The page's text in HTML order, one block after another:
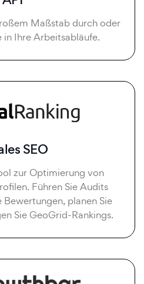
Maßstab durch oder
in Ihre Arbeitsabläufe.
SEO
zur Optimierung von
Führen Sie Audits
planen Sie
Sie GeoGrid-Rankings.